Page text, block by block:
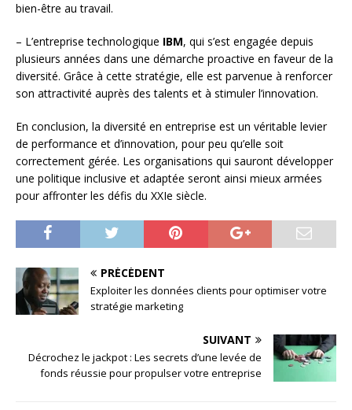
bien-être au travail.
– L’entreprise technologique IBM, qui s’est engagée depuis
plusieurs années dans une démarche proactive en faveur de la
diversité. Grâce à cette stratégie, elle est parvenue à renforcer
son attractivité auprès des talents et à stimuler l’innovation.
En conclusion, la diversité en entreprise est un véritable levier
de performance et d’innovation, pour peu qu’elle soit
correctement gérée. Les organisations qui sauront développer
une politique inclusive et adaptée seront ainsi mieux armées
pour affronter les défis du XXIe siècle.
PRÉCÉDENT
Exploiter les données clients pour optimiser votre
stratégie marketing
SUIVANT
Décrochez le jackpot : Les secrets d’une levée de
fonds réussie pour propulser votre entreprise